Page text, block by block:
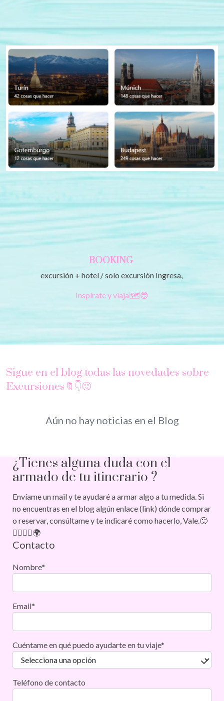
BOOKING
excursión + hotel / solo excursión Ingresa,
Inspírate y viaja🗺️😎
Sigue en el blog todas las novedades sobre
Excursiones🔖👇🙂
Aún no hay noticias en el Blog
¿Tienes alguna duda con el
armado de tu itinerario ?
Envíame un mail y te ayudaré a armar algo a tu medida. Si
no encuentras en el blog algún enlace (link) dónde comprar
o reservar, consúltame y te indicaré como hacerlo, Vale.🙂
🚶‍♀️🚶‍♂️🌍
Contacto
Nombre*
Email*
Cuéntame en qué puedo ayudarte en tu viaje*
Teléfono de contacto